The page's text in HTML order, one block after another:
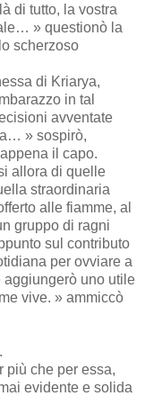
di tutto, la vostra
» questionò la
scherzoso
di Kriarya,
in tal
avventate
» sospirò,
il capo.
allora di quelle
straordinaria
alle fiamme, al
gruppo di ragni
sul contributo
per ovviare a
uno utile
vive. » ammiccò
più che per essa,
evidente e solida